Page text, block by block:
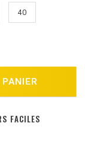
40
FACILES